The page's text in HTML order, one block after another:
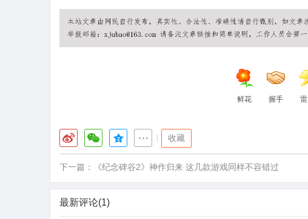
鲜花 握手
收藏
下一篇： 《纪念碑谷2》神作归来 这几款游戏同样不容错过
最新评论(1)